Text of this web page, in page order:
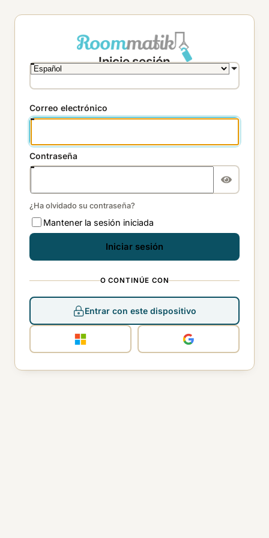
Inicie sesión
Correo electrónico
Contraseña
¿Ha olvidado su contraseña?
Mantener la sesión iniciada
Iniciar sesión
O CONTINÚE CON
Entrar con este dispositivo